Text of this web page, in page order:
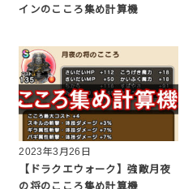
インのこころ集め計算機
2023年3月26日
【ドラクエウォーク】強敵月夜